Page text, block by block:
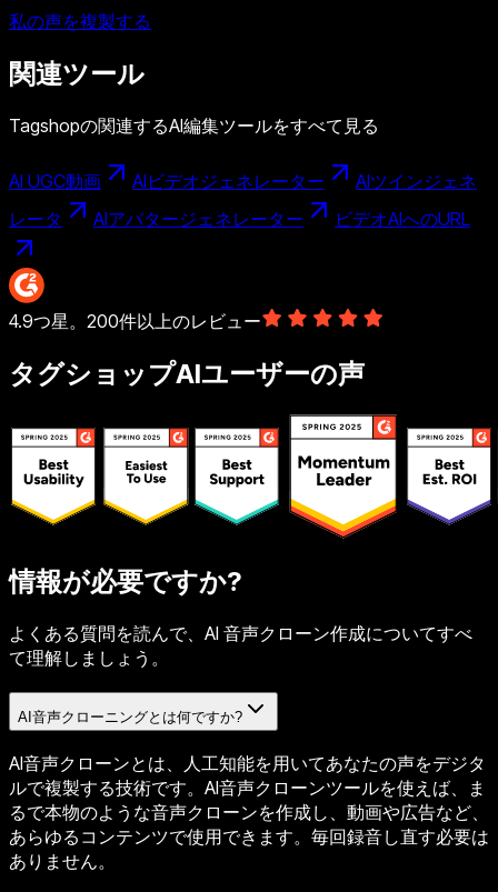
私の声を複製する
関連ツール
Tagshopの関連するAI編集ツールをすべて見る
AI UGC動画 AIビデオジェネレーター
AIツインジェネ
レータ
AIアバタージェネレーター ビデオAIへのURL
4.9つ星。200件以上のレビュー
タグショップAIユーザーの声
情報が必要ですか?
よくある質問を読んで、AI 音声クローン作成についてすべ
て理解しましょう。
AI音声クローニングとは何ですか?
AI音声クローンとは、人工知能を用いてあなたの声をデジタ
ルで複製する技術です。AI音声クローンツールを使えば、ま
るで本物のような音声クローンを作成し、動画や広告など、
あらゆるコンテンツで使用できます。毎回録音し直す必要は
ありません。